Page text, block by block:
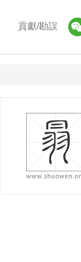
貢獻/勘誤